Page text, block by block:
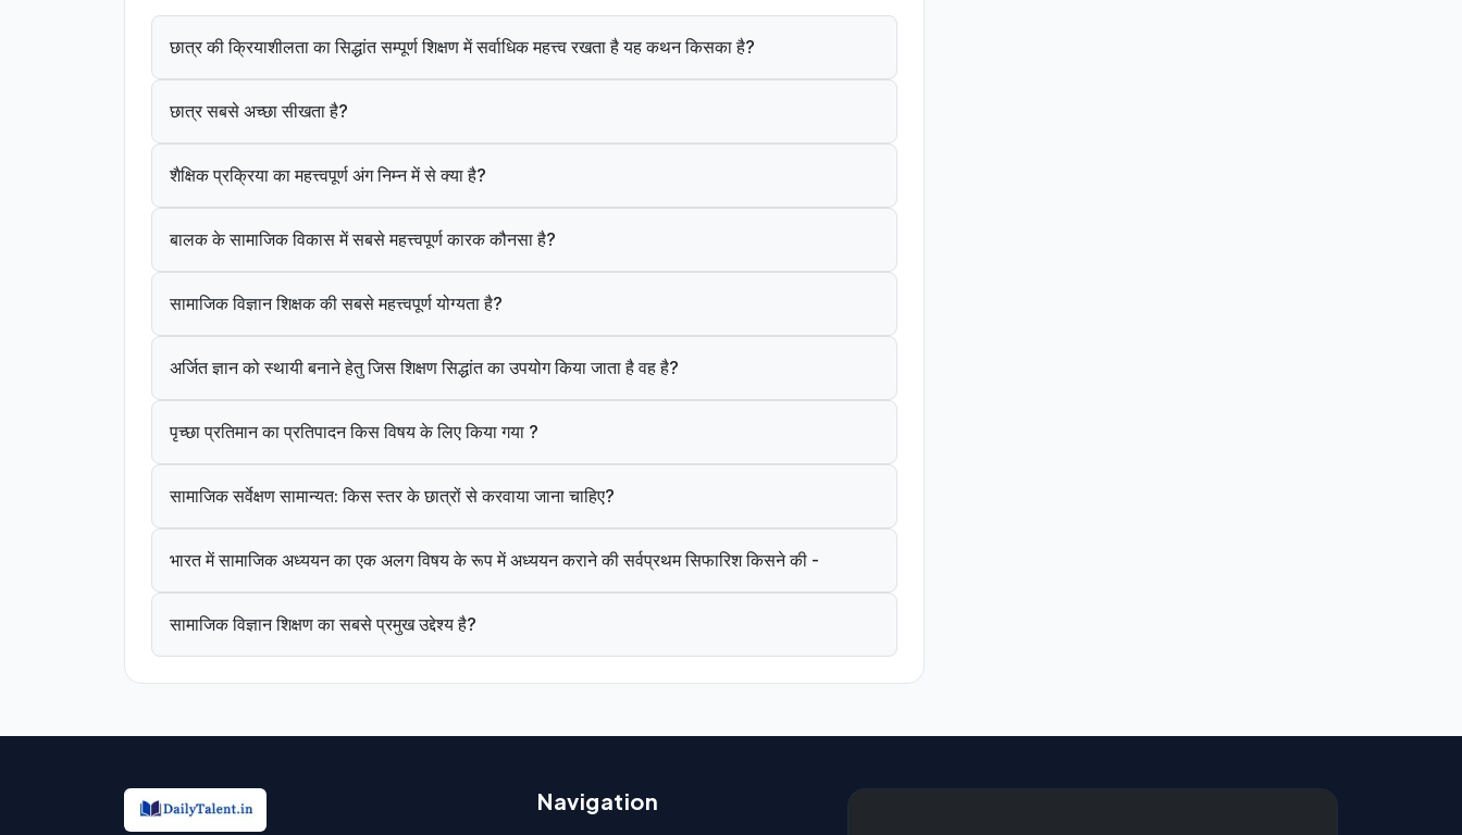
छात्र की क्रियाशीलता का सिद्धांत सम्पूर्ण शिक्षण में सर्वाधिक महत्त्व रखता है यह कथन किसका है?
छात्र सबसे अच्छा सीखता है?
शैक्षिक प्रक्रिया का महत्त्वपूर्ण अंग निम्न में से क्या है?
बालक के सामाजिक विकास में सबसे महत्त्वपूर्ण कारक कौनसा है?
सामाजिक विज्ञान शिक्षक की सबसे महत्त्वपूर्ण योग्यता है?
अर्जित ज्ञान को स्थायी बनाने हेतु जिस शिक्षण सिद्धांत का उपयोग किया जाता है वह है?
पृच्छा प्रतिमान का प्रतिपादन किस विषय के लिए किया गया ?
सामाजिक सर्वेक्षण सामान्यत: किस स्तर के छात्रों से करवाया जाना चाहिए?
भारत में सामाजिक अध्ययन का एक अलग विषय के रूप में अध्ययन कराने की सर्वप्रथम सिफारिश किसने की -
सामाजिक विज्ञान शिक्षण का सबसे प्रमुख उद्देश्य है?
Navigation